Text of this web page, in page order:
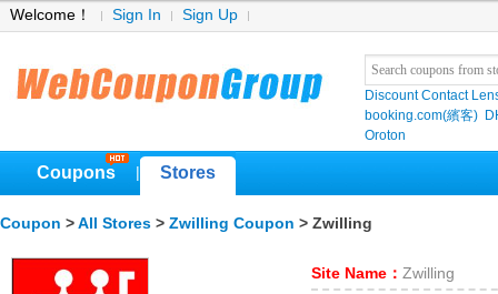
Welcome！ Sign In Sign Up
Discount Contact
booking.com(繽客)
Oroton
Coupons Stores
Coupon > All Stores > Zwilling Coupon > Zwilling
Site Name： Zwilling